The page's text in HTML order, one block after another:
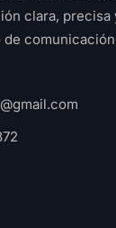
clara, precisa